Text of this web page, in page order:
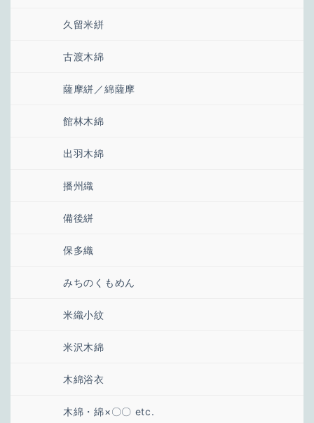
久留米絣
古渡木綿
薩摩絣／綿薩摩
館林木綿
出羽木綿
播州織
備後絣
保多織
みちのくもめん
米織小紋
米沢木綿
木綿浴衣
木綿・綿×〇〇 etc.